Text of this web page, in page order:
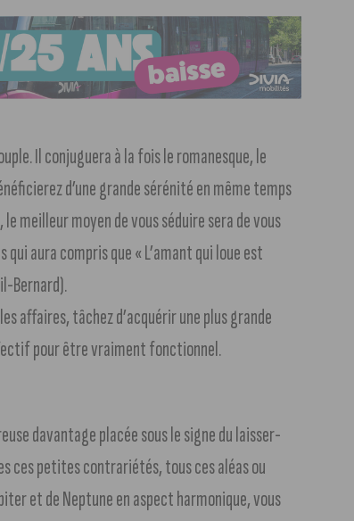
Il conjuguera à la fois le romanesque, le
d’une grande sérénité en même temps
meilleur moyen de vous séduire sera de vous
aura compris que « L’amant qui loue est
Bernard).
affaires, tâchez d’acquérir une plus grande
pour être vraiment fonctionnel.
davantage placée sous le signe du laisser-
ces petites contrariétés, tous ces aléas ou
et de Neptune en aspect harmonique, vous